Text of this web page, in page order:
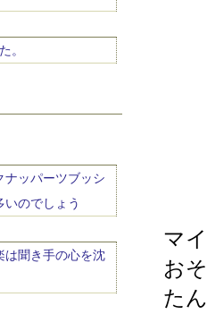
。
ナッパーツブッシ
いのでしょう
は聞き手の心を沈
マ
お
た